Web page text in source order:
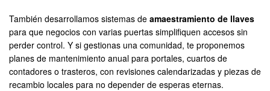
También desarrollamos sistemas de amaestramiento de llaves
para que negocios con varias puertas simplifiquen accesos sin
perder control. Y si gestionas una comunidad, te proponemos
planes de mantenimiento anual para portales, cuartos de
contadores o trasteros, con revisiones calendarizadas y piezas de
recambio locales para no depender de esperas eternas.